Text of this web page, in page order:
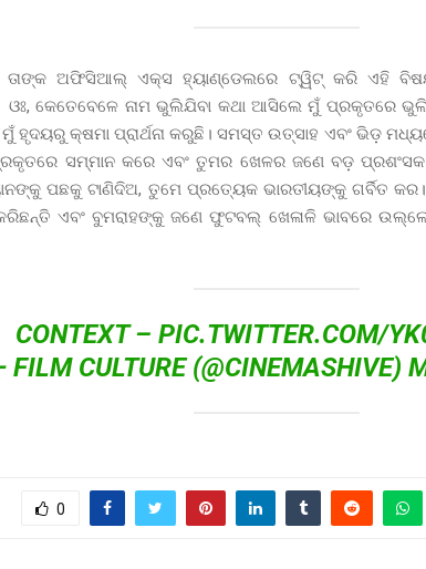
ତାଙ୍କ ଅଫିସିଆଲ୍ ଏକ୍ସ ହ୍ୟାଣ୍ଡେଲରେ ଟ୍ୱିଟ୍ କରି ଏହି
କେତେବେଳେ ନାମ ଭୁଲିଯିବା କଥା ଆସିଲେ ମୁଁ ପ୍ରକୃତରେ
ହୃଦୟରୁ କ୍ଷମା ପ୍ରାର୍ଥନା କରୁଛି। ସମସ୍ତ ଉତ୍ସାହ ଏବଂ ଭିଡ଼
ସମ୍ମାନ କରେ ଏବଂ ତୁମର ଖେଳର ଜଣେ ବଡ଼
ପଛକୁ ଟାଣିଦିଅ, ତୁମେ ପ୍ରତ୍ୟେକ ଭାରତୀୟଙ୍କୁ ଗର୍ବିତ
ଏବଂ ବୁମରାହଙ୍କୁ ଜଣେ ଫୁଟବଲ୍ ଖେଳାଳି ଭାବରେ
CONTEXT – PIC.TWITTER.COM/
FILM CULTURE (@CINEMASHIVE)
0